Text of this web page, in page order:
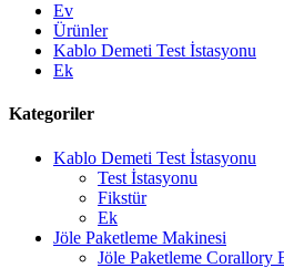
Ev
Ürünler
Kablo Demeti Test İstasyonu
Ek
Kategoriler
Kablo Demeti Test İstasyonu
Test İstasyonu
Fikstür
Ek
Jöle Paketleme Makinesi
Jöle Paketleme Corallory